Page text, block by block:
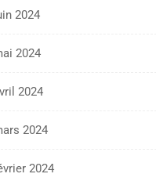
2024
2024
2024
2024
2024